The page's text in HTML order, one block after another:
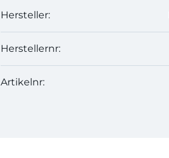
Hersteller:
Herstellernr:
Artikelnr: